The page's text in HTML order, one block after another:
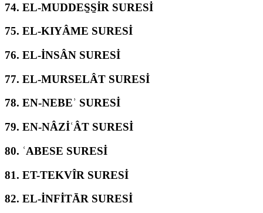
74. EL-MUDDES̱S̱İR SURESİ
75. EL-KIYÂME SURESİ
76. EL-İNSÂN SURESİ
77. EL-MURSELÂT SURESİ
78. EN-NEBEʾ SURESİ
79. EN-NÂZİʿÂT SURESİ
80. ʿABESE SURESİ
81. ET-TEKVÎR SURESİ
82. EL-İNFİTĀR SURESİ